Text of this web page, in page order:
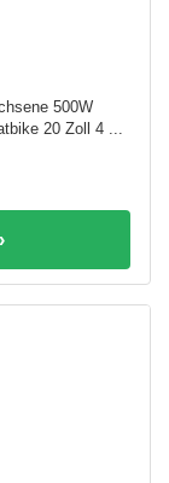
500W
20 Zoll 4 ...